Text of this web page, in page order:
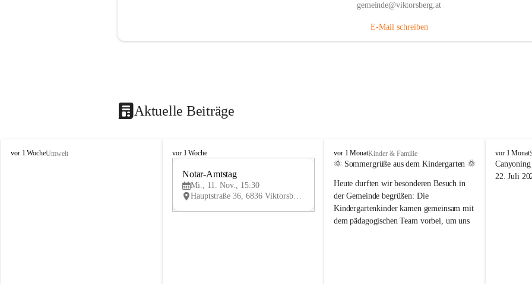
gemeinde@viktorsberg.at
E-Mail schreiben
Aktuelle Beiträge
V
vor 1 WocheUmwelt
V
vor 1 Woche
V
Notar-Amtstag
Mi., 11. Nov., 15:30
Hauptstraße 36, 6836 Viktorsberg, AUT
V
i
t
o
r
s
vor 1 MonatKinder & Familie
🌞 Sommergrüße aus dem Kindergarten 🌞
Heute durften wir besonderen Besuch in
der Gemeinde begrüßen: Die
Kindergartenkinder kamen gemeinsam mit
dem pädagogischen Team vorbei, um uns
V
i
k
vor 1 Monat
22. Juli